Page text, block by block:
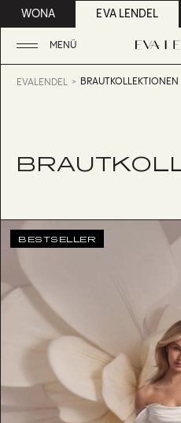
WONA EVA LENDEL
MENÜ
EVALENDEL BRAUTKOLLEKTIONEN
BESTSELLER